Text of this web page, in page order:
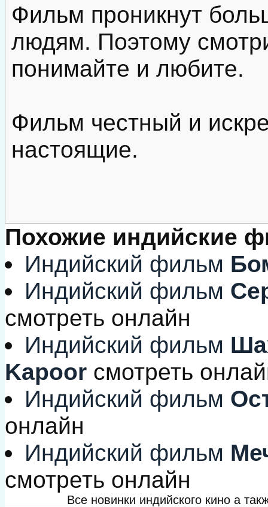
Фильм проникнут
людям. Поэтому
понимайте и любите.
Фильм честный и
настоящие.
Похожие индийские
Индийский фильм
Индийский фильм
смотреть онлайн
Индийский фильм
Kapoor смотреть
Индийский фильм
онлайн
Индийский фильм
смотреть онлайн
Все новинки индийского кино а